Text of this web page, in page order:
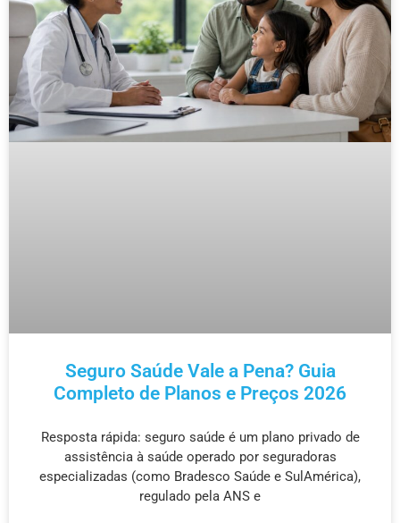
Seguro Saúde Vale a Pena? Guia
Completo de Planos e Preços 2026
Resposta rápida: seguro saúde é um plano privado de
assistência à saúde operado por seguradoras
especializadas (como Bradesco Saúde e SulAmérica),
regulado pela ANS e